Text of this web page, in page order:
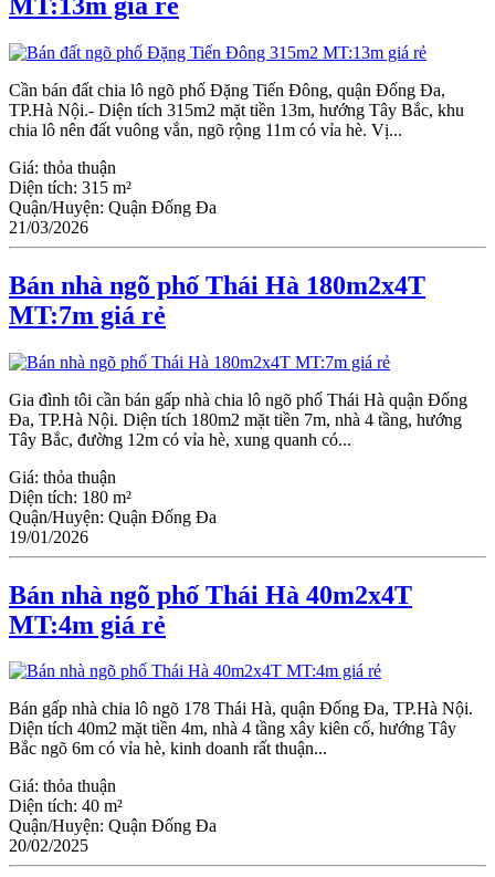
Cần bán đất chia lô ngõ phố Đặng Tiến Đông, quận Đống Đa,
TP.Hà Nội.- Diện tích 315m2 mặt tiền 13m, hướng Tây Bắc, khu
chia lô nên đất vuông vắn, ngõ rộng 11m có vỉa hè. Vị...
Giá: thỏa thuận
Diện tích: 315 m²
Quận/Huyện: Quận Đống Đa
21/03/2026
Bán nhà ngõ phố Thái Hà 180m2x4T
MT:7m giá rẻ
Gia đình tôi cần bán gấp nhà chia lô ngõ phố Thái Hà quận Đống
Đa, TP.Hà Nội. Diện tích 180m2 mặt tiền 7m, nhà 4 tầng, hướng
Tây Bắc, đường 12m có vỉa hè, xung quanh có...
Giá: thỏa thuận
Diện tích: 180 m²
Quận/Huyện: Quận Đống Đa
19/01/2026
Bán nhà ngõ phố Thái Hà 40m2x4T
MT:4m giá rẻ
Bán gấp nhà chia lô ngõ 178 Thái Hà, quận Đống Đa, TP.Hà Nội.
Diện tích 40m2 mặt tiền 4m, nhà 4 tầng xây kiên cố, hướng Tây
Bắc ngõ 6m có vỉa hè, kinh doanh rất thuận...
Giá: thỏa thuận
Diện tích: 40 m²
Quận/Huyện: Quận Đống Đa
20/02/2025